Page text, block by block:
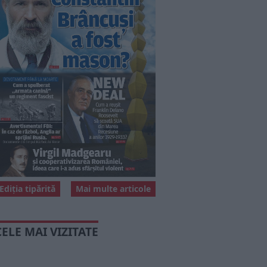
Mai multe articole
Ediția tipărită
MAI VIZITATE